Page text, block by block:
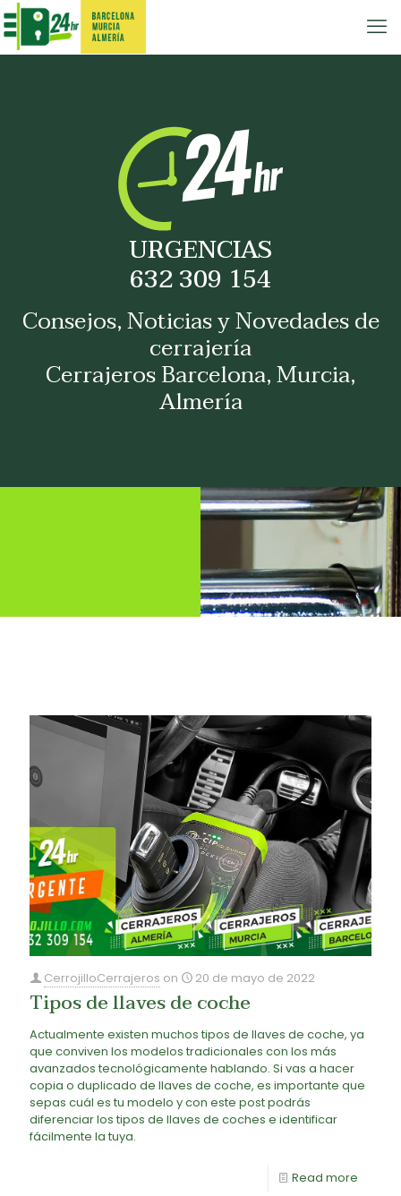
URGENCIAS
632 309 154
Consejos, Noticias y Novedades de
cerrajería
Cerrajeros Barcelona, Murcia,
Almería
CerrojilloCerrajeros on 20 de mayo de 2022
Tipos de llaves de coche
Actualmente existen muchos tipos de llaves de coche, ya
que conviven los modelos tradicionales con los más
avanzados tecnológicamente hablando. Si vas a hacer
copia o duplicado de llaves de coche, es importante que
sepas cuál es tu modelo y con este post podrás
diferenciar los tipos de llaves de coches e identificar
fácilmente la tuya.
Read more